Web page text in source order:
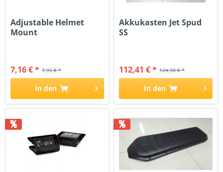
Adjustable Helmet
Mount
7,95 € *
7,16 € *
In den
Akkukasten Jet Spud
SS
124,90 € *
112,41 € *
In den
% %